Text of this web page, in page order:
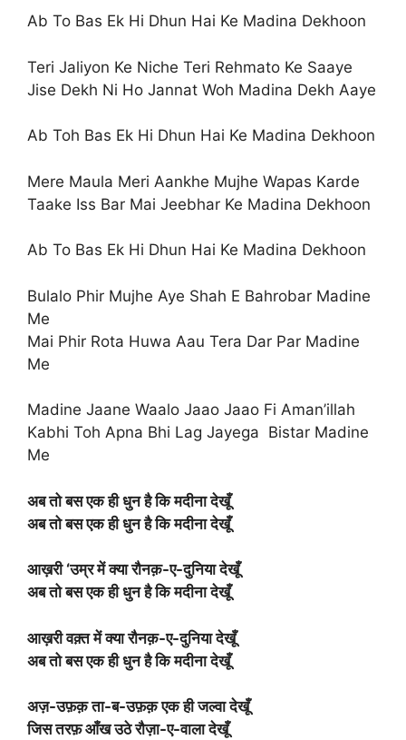
Ab To Bas Ek Hi Dhun Hai Ke Madina Dekhoon
Teri Jaliyon Ke Niche Teri Rehmato Ke Saaye
Jise Dekh Ni Ho Jannat Woh Madina Dekh Aaye
Ab Toh Bas Ek Hi Dhun Hai Ke Madina Dekhoon
Mere Maula Meri Aankhe Mujhe Wapas Karde
Taake Iss Bar Mai Jeebhar Ke Madina Dekhoon
Ab To Bas Ek Hi Dhun Hai Ke Madina Dekhoon
Bulalo Phir Mujhe Aye Shah E Bahrobar Madine
Me
Mai Phir Rota Huwa Aau Tera Dar Par Madine
Me
Madine Jaane Waalo Jaao Jaao Fi Aman’illah
Kabhi Toh Apna Bhi Lag Jayega Bistar Madine
Me
अब तो बस एक ही धुन है कि मदीना देखूँ
अब तो बस एक ही धुन है कि मदीना देखूँ
आख़री ‘उम्र में क्या रौनक़-ए-दुनिया देखूँ
अब तो बस एक ही धुन है कि मदीना देखूँ
आख़री वक़्त में क्या रौनक़-ए-दुनिया देखूँ
अब तो बस एक ही धुन है कि मदीना देखूँ
अज़-उफ़क़ ता-ब-उफ़क़ एक ही जल्वा देखूँ
जिस तरफ़ आँख उठे रौज़ा-ए-वाला देखूँ